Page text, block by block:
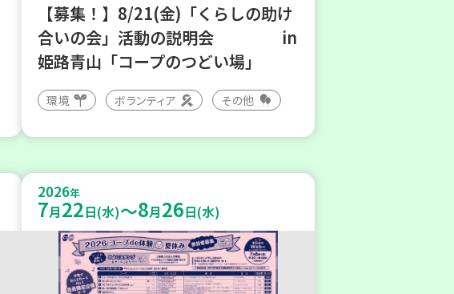
【募集！】8/21(金)「くらしの助け
合いの会」活動の説明会 in
姫路青山「コープのつどい場」
環境 ボランティア その他
2026年
7月22日(水)～8月26日(水)